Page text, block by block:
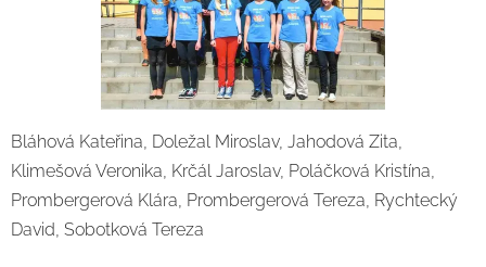
Bláhová Kateřina, Doležal Miroslav, Jahodová Zita,
Klimešová Veronika, Krčál Jaroslav, Poláčková Kristína,
Prombergerová Klára, Prombergerová Tereza, Rychtecký
David, Sobotková Tereza